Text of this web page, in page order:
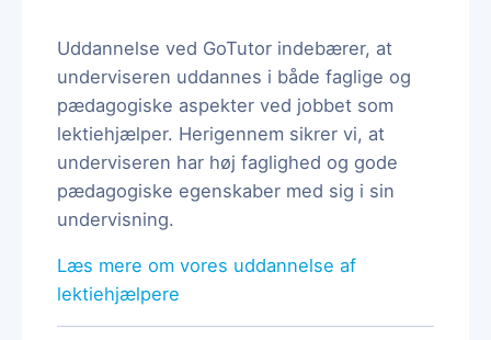
Uddannelse ved GoTutor indebærer, at
underviseren uddannes i både faglige og
pædagogiske aspekter ved jobbet som
lektiehjælper. Herigennem sikrer vi, at
underviseren har høj faglighed og gode
pædagogiske egenskaber med sig i sin
undervisning.
Læs mere om vores uddannelse af
lektiehjælpere